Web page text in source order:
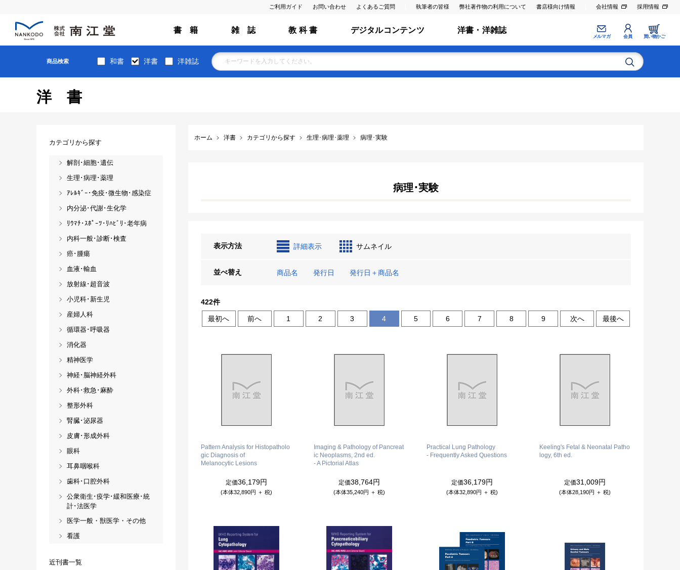
ご利用ガイド お問い合わせ よくあるご質問 執筆者の皆様 弊社著作物の利用について 書店様向け情報 会社情報 採用情報
書 籍 雑 誌 教 科 書 デジタルコンテンツ 洋書・洋雑誌
メルマガ 会員 買い物かご
商品検索 和書 洋書 洋雑誌
洋書
ホーム 洋書 カテゴリから探す 生理･病理･薬理 病理･実験
病理･実験
表示方法 詳細表示 サムネイル
並べ替え 商品名 発行日 発行日＋商品名
422件
最初へ 前へ 1 2 3 4 5 6 7 8 9 次へ 最後へ
Pattern Analysis for Histopatholo
gic Diagnosis of
Melanocytic Lesions
定価36,179円
(本体32,890円 ＋ 税)
Imaging & Pathology of Pancreat
ic Neoplasms, 2nd ed.
- A Pictorial Atlas
定価38,764円
(本体35,240円 ＋ 税)
Practical Lung Pathology
- Frequently Asked Questions
定価36,179円
(本体32,890円 ＋ 税)
Keeling's Fetal & Neonatal Patho
logy, 6th ed.
定価31,009円
(本体28,190円 ＋ 税)
カテゴリから探す
解剖･細胞･遺伝
生理･病理･薬理
ｱﾚﾙｷﾞｰ･免疫･微生物･感染症
内分泌･代謝･生化学
ﾘｳﾏﾁ･ｽﾎﾟｰﾂ･ﾘﾊﾋﾞﾘ･老年病
内科一般･診断･検査
癌･腫瘍
血液･輸血
放射線･超音波
小児科･新生児
産婦人科
循環器･呼吸器
消化器
精神医学
神経･脳神経外科
外科･救急･麻酔
整形外科
腎臓･泌尿器
皮膚･形成外科
眼科
耳鼻咽喉科
歯科･口腔外科
公衆衛生･疫学･緩和医療･統
計･法医学
医学一般・獣医学・その他
看護
近刊書一覧